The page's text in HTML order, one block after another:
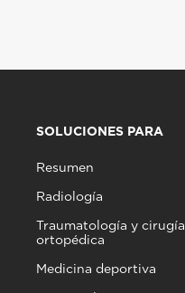
SOLUCIONES PARA
Resumen
Radiología
Traumatología y cirugía
ortopédica
Medicina deportiva